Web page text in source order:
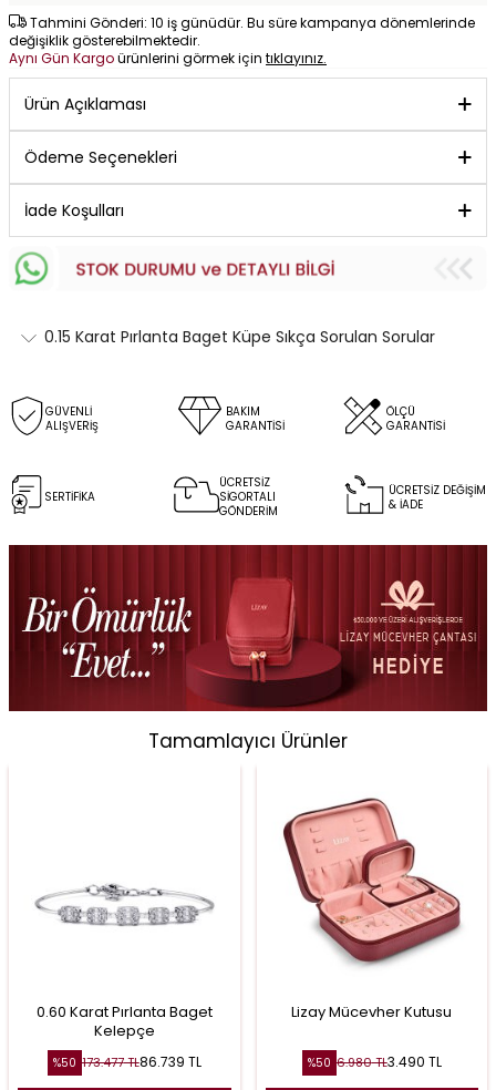
Tahmini Gönderi: 10 iş günüdür. Bu süre kampanya dönemlerinde
değişiklik gösterebilmektedir.
Aynı Gün Kargoürünlerini görmek için tıklayınız.
Ürün Açıklaması
Ödeme Seçenekleri
İade Koşulları
0.15 Karat Pırlanta Baget Küpe Sıkça Sorulan Sorular
GÜVENLİ
ALIŞVERİŞ
BAKIM
GARANTİSİ
ÖLÇÜ
GARANTİSİ
SERTİFİKA
ÜCRETSİZ
SİGORTALI
GÖNDERİM
ÜCRETSİZ DEĞİŞİM
& İADE
Tamamlayıcı Ürünler
0.60 Karat Pırlanta Baget
Kelepçe
%50 173.477TL86.739 TL
Lizay Mücevher Kutusu
%50 6.980TL3.490 TL